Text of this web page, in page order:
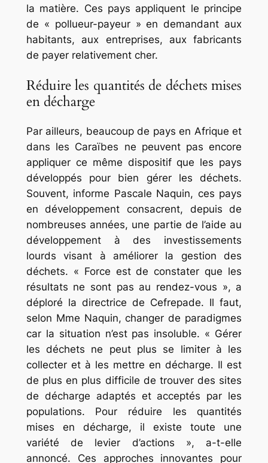
la matière. Ces pays appliquent le principe
de « pollueur-payeur » en demandant aux
habitants, aux entreprises, aux fabricants
de payer relativement cher.
Réduire les quantités de déchets mises
en décharge
Par ailleurs, beaucoup de pays en Afrique et
dans les Caraïbes ne peuvent pas encore
appliquer ce même dispositif que les pays
développés pour bien gérer les déchets.
Souvent, informe Pascale Naquin, ces pays
en développement consacrent, depuis de
nombreuses années, une partie de l’aide au
développement à des investissements
lourds visant à améliorer la gestion des
déchets. « Force est de constater que les
résultats ne sont pas au rendez-vous », a
déploré la directrice de Cefrepade. Il faut,
selon Mme Naquin, changer de paradigmes
car la situation n’est pas insoluble. « Gérer
les déchets ne peut plus se limiter à les
collecter et à les mettre en décharge. Il est
de plus en plus difficile de trouver des sites
de décharge adaptés et acceptés par les
populations. Pour réduire les quantités
mises en décharge, il existe toute une
variété de levier d’actions », a-t-elle
annoncé. Ces approches innovantes pour